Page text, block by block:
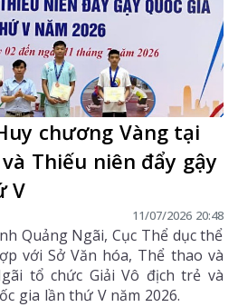
chương Vàng tại
Thiếu niên đẩy gậy
V
11/07/2026 20:48
Quảng Ngãi, Cục Thể dục thể
với Sở Văn hóa, Thể thao và
tổ chức Giải Vô địch trẻ và
gia lần thứ V năm 2026.